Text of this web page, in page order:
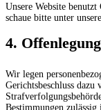
Unsere Website
schaue bitte unter
4.
Wir legen
Gerichtsbeschluss
Bestimmungen